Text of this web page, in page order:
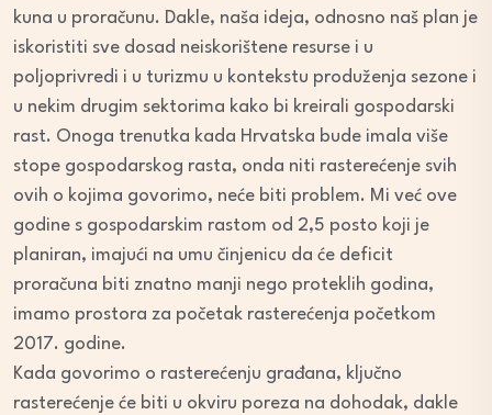
kuna u proračunu. Dakle, naša ideja, odnosno naš plan je
iskoristiti sve dosad neiskorištene resurse i u
poljoprivredi i u turizmu u kontekstu produženja sezone i
u nekim drugim sektorima kako bi kreirali gospodarski
rast. Onoga trenutka kada Hrvatska bude imala više
stope gospodarskog rasta, onda niti rasterećenje svih
ovih o kojima govorimo, neće biti problem. Mi već ove
godine s gospodarskim rastom od 2,5 posto koji je
planiran, imajući na umu činjenicu da će deficit
proračuna biti znatno manji nego proteklih godina,
imamo prostora za početak rasterećenja početkom
2017. godine.
Kada govorimo o rasterećenju građana, ključno
rasterećenje će biti u okviru poreza na dohodak, dakle